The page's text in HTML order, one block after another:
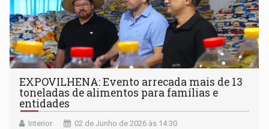
EXPOVILHENA: Evento arrecada mais de 13
toneladas de alimentos para famílias e
entidades
Interior 02 de Junho de 2026 às 14:30